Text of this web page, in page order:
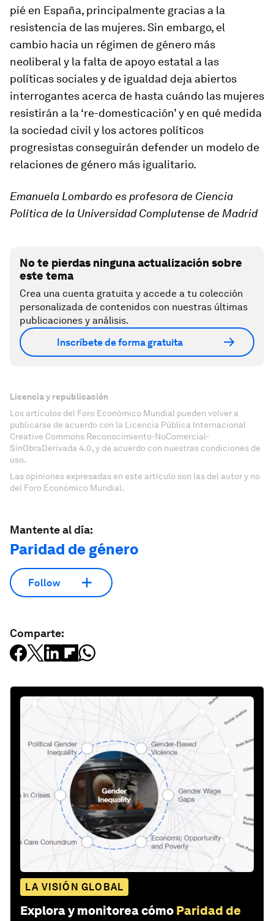
pié en España, principalmente gracias a la
resistencia de las mujeres. Sin embargo, el
cambio hacia un régimen de género más
neoliberal y la falta de apoyo estatal a las
políticas sociales y de igualdad deja abiertos
interrogantes acerca de hasta cuándo las mujeres
resistirán a la ‘re-domesticación’ y en qué medida
la sociedad civil y los actores políticos
progresistas conseguirán defender un modelo de
relaciones de género más igualitario.
Emanuela Lombardo es profesora de Ciencia
Política de la Universidad Complutense de Madrid
No te pierdas ninguna actualización sobre
este tema
Crea una cuenta gratuita y accede a tu colección
personalizada de contenidos con nuestras últimas
publicaciones y análisis.
Inscríbete de forma gratuita
Licencia y republicación
Los artículos del Foro Económico Mundial pueden volver a
publicarse de acuerdo con la Licencia Pública Internacional
Creative Commons Reconocimiento-NoComercial-
SinObraDerivada 4.0, y de acuerdo con nuestras condiciones de
uso.
Las opiniones expresadas en este artículo son las del autor y no
del Foro Económico Mundial.
Mantente al día:
Paridad de género
Follow
Comparte:
LA VISIÓN GLOBAL
Explora y monitorea cómo Paridad de